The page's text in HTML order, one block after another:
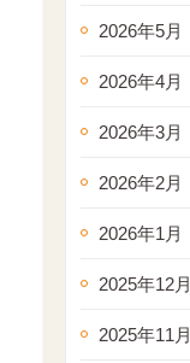
2026年5月
2026年4月
2026年3月
2026年2月
2026年1月
2025年12月
2025年11月